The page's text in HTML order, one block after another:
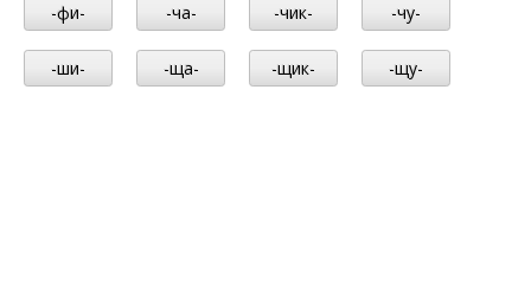
-фи- -ча- -чик- -чу-
-ши- -ща- -щик- -щу-